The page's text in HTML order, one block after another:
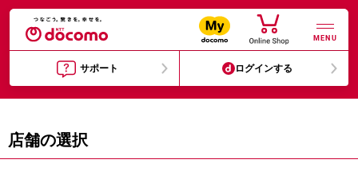
MENU
サポート ログインする
店舗の選択